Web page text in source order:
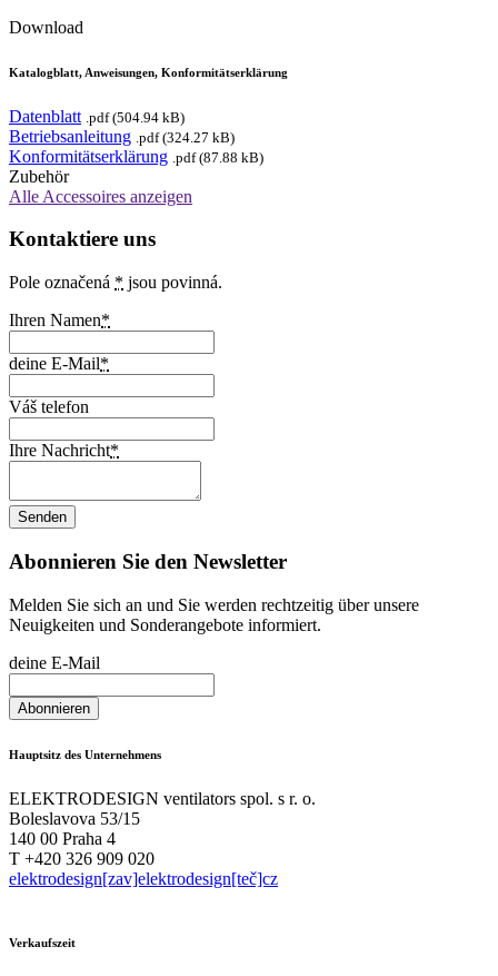
Download
Katalogblatt, Anweisungen, Konformitätserklärung
Datenblatt .pdf (504.94 kB)
Betriebsanleitung .pdf (324.27 kB)
Konformitätserklärung .pdf (87.88 kB)
Zubehör
Alle Accessoires anzeigen
Kontaktiere uns
Pole označená * jsou povinná.
Ihren Namen*
deine E-Mail*
Váš telefon
Ihre Nachricht*
Abonnieren Sie den Newsletter
Melden Sie sich an und Sie werden rechtzeitig über unsere
Neuigkeiten und Sonderangebote informiert.
deine E-Mail
Hauptsitz des Unternehmens
ELEKTRODESIGN ventilators spol. s r. o.
Boleslavova 53/15
140 00 Praha 4
T +420 326 909 020
elektrodesign[zav]elektrodesign[teč]cz
Verkaufszeit